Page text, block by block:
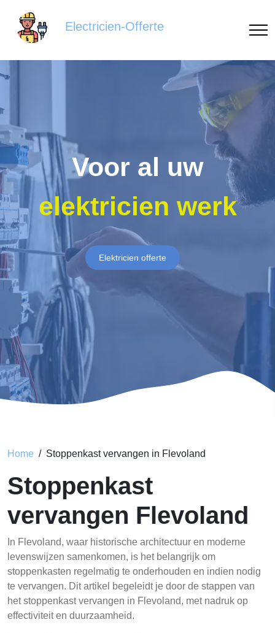
Electricien-Offerte
Voor al uw
elektricien werk
Elektricien offerte
Home Stoppenkast vervangen in Flevoland
Stoppenkast
vervangen Flevoland
In Flevoland, waar historische architectuur en moderne
levenswijzen samenkomen, is het belangrijk om
stoppenkasten regelmatig te onderhouden en indien nodig
te vervangen. Dit artikel begeleidt je door de stappen van
het stoppenkast vervangen in Flevoland, met nadruk op
effectiviteit en duurzaamheid.